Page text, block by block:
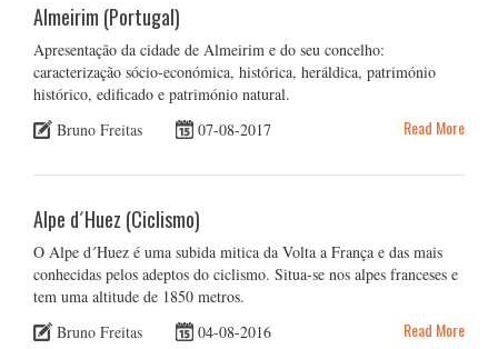
Almeirim (Portugal)
Apresentação da cidade de Almeirim e do seu concelho:
caracterização sócio-económica, histórica, heráldica, património
histórico, edificado e património natural.
Bruno Freitas
07-08-2017 Read More
Alpe d´Huez (Ciclismo)
O Alpe d´Huez é uma subida mitica da Volta a França e das mais
conhecidas pelos adeptos do ciclismo. Situa-se nos alpes franceses e
tem uma altitude de 1850 metros.
Bruno Freitas
04-08-2016 Read More